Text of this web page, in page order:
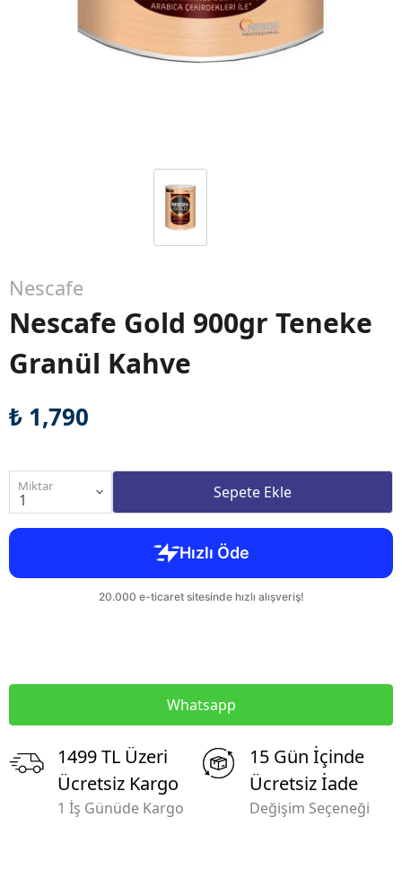
Nescafe
Nescafe Gold 900gr Teneke
Granül Kahve
₺ 1,790
Miktar Sepete Ekle
Whatsapp
1499 TL Üzeri
Ücretsiz Kargo
1 İş Günüde Kargo
15 Gün İçinde
Ücretsiz İade
Değişim Seçeneği